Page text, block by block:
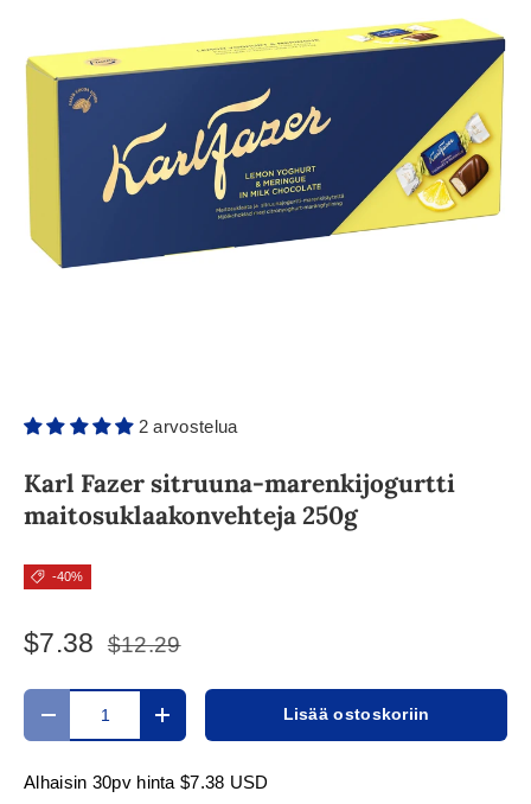
2 arvostelua
Karl Fazer sitruuna-marenkijogurtti
maitosuklaakonvehteja 250g
-40%
$7.38 $12.29
Määrä
Translation missing: fi.cart.items.decrease_quantity
Translation missing:Lisää ostoskoriin
Alhaisin 30pv hinta $7.38 USD